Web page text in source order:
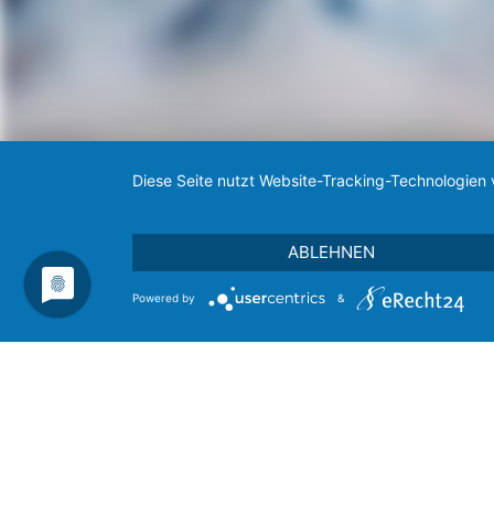
Diese Seite nutzt Website-Tracking-
ABLEHNEN
Powered by &